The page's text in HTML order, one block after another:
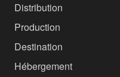
Distribution
Production
Destination
Hébergement